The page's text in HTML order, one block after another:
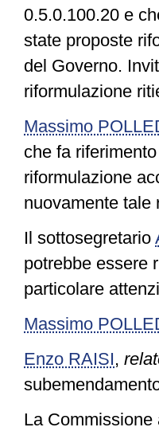
0.5.0.100.20 e
state proposte
del Governo.
riformulazione
Massimo
che fa
riformulazione
nuovamente tale
Il sottosegretario
potrebbe essere
particolare
Massimo
Enzo RAISI,
La